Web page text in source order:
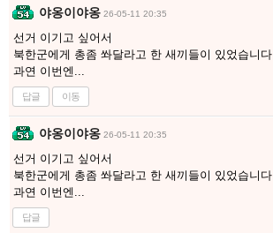
야옹이야옹 26-05-11 20:35
선거 이기고 싶어서
북한군에게 총좀 쏴달라고 한 새끼들이 있었습니다
과연 이번엔...
답글 이동
야옹이야옹 26-05-11 20:35
선거 이기고 싶어서
북한군에게 총좀 쏴달라고 한 새끼들이 있었습니다
과연 이번엔...
답글